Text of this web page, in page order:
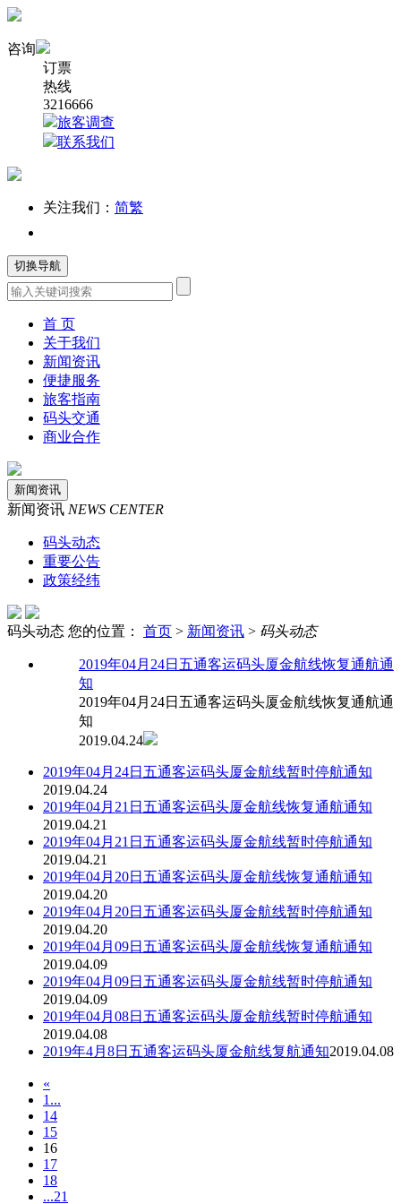
咨询
订票
热线
3216666
旅客调查
联系我们
关注我们： 简繁
切换导航
首 页
关于我们
新闻资讯
便捷服务
旅客指南
码头交通
商业合作
新闻资讯
新闻资讯 NEWS CENTER
码头动态
重要公告
政策经纬
码头动态 您的位置： 首页 > 新闻资讯 > 码头动态
2019年04月24日五通客运码头厦金航线恢复通航通
知
2019年04月24日五通客运码头厦金航线恢复通航通
知
2019.04.24
2019年04月24日五通客运码头厦金航线暂时停航通知
2019.04.24
2019年04月21日五通客运码头厦金航线恢复通航通知
2019.04.21
2019年04月21日五通客运码头厦金航线暂时停航通知
2019.04.21
2019年04月20日五通客运码头厦金航线恢复通航通知
2019.04.20
2019年04月20日五通客运码头厦金航线暂时停航通知
2019.04.20
2019年04月09日五通客运码头厦金航线恢复通航通知
2019.04.09
2019年04月09日五通客运码头厦金航线暂时停航通知
2019.04.09
2019年04月08日五通客运码头厦金航线暂时停航通知
2019.04.08
2019年4月8日五通客运码头厦金航线复航通知2019.04.08
«
1...
14
15
16
17
18
...21